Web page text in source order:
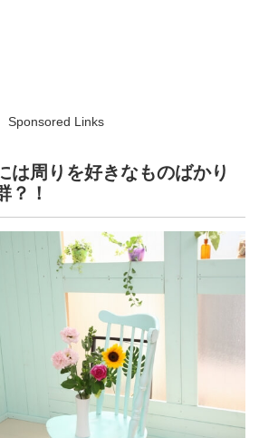
Sponsored Links
は周りを好きなものばかり
？！